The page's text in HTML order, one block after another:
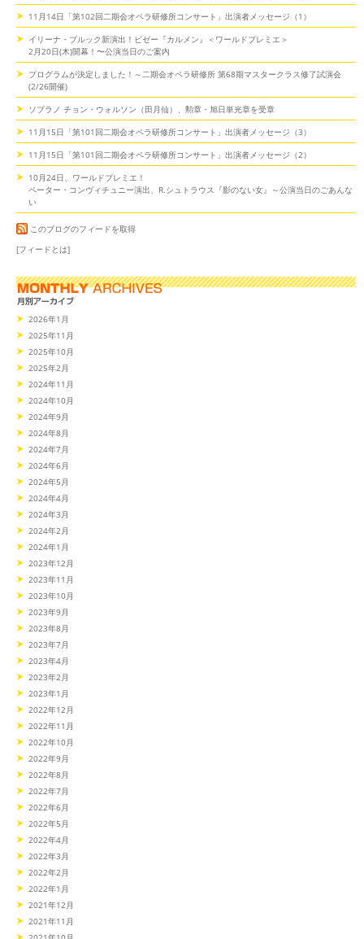
11月14日「第102回二期会オペラ研修所コンサート」出演者メッセージ（1）
イリーナ・ブルック新演出！ビゼー『カルメン』＜ワールドプレミエ＞
2月20日(木)開幕！〜公演当日のご案内
プログラムが決定しました！～二期会オペラ研修所 第68期マスタークラス修了試演会
(2/26開催)
ソプラノ チョン・ウォルソン（田月仙）、勲章・旭日単光章を受章
11月15日「第101回二期会オペラ研修所コンサート」出演者メッセージ（3）
11月15日「第101回二期会オペラ研修所コンサート」出演者メッセージ（2）
10月24日、ワールドプレミエ！
ペーター・コンヴィチュニー演出、R.シュトラウス『影のない女』～公演当日のごあんな
い
このブログのフィードを取得
[フィードとは]
2026年1月
2025年11月
2025年10月
2025年2月
2024年11月
2024年10月
2024年9月
2024年8月
2024年7月
2024年6月
2024年5月
2024年4月
2024年3月
2024年2月
2024年1月
2023年12月
2023年11月
2023年10月
2023年9月
2023年8月
2023年7月
2023年4月
2023年2月
2023年1月
2022年12月
2022年11月
2022年10月
2022年9月
2022年8月
2022年7月
2022年6月
2022年5月
2022年4月
2022年3月
2022年2月
2022年1月
2021年12月
2021年11月